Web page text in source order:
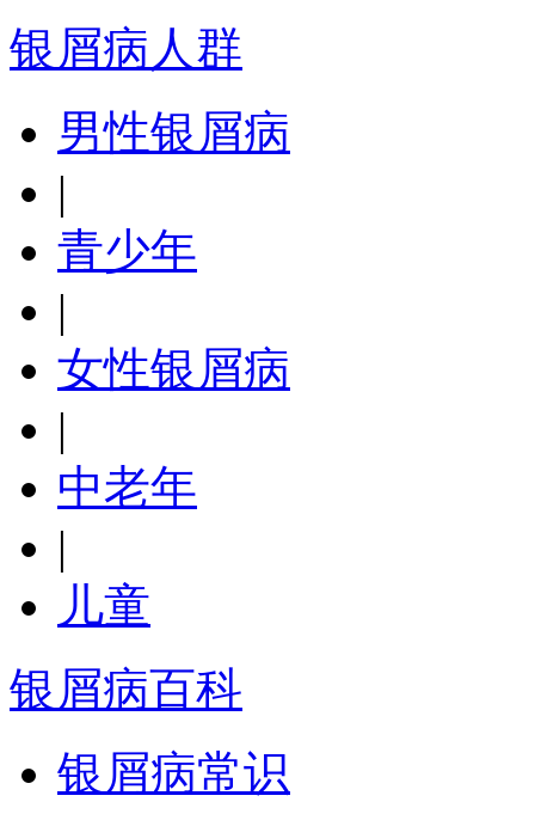
银屑病人群
男性银屑病
|
青少年
|
女性银屑病
|
中老年
|
儿童
银屑病百科
银屑病常识